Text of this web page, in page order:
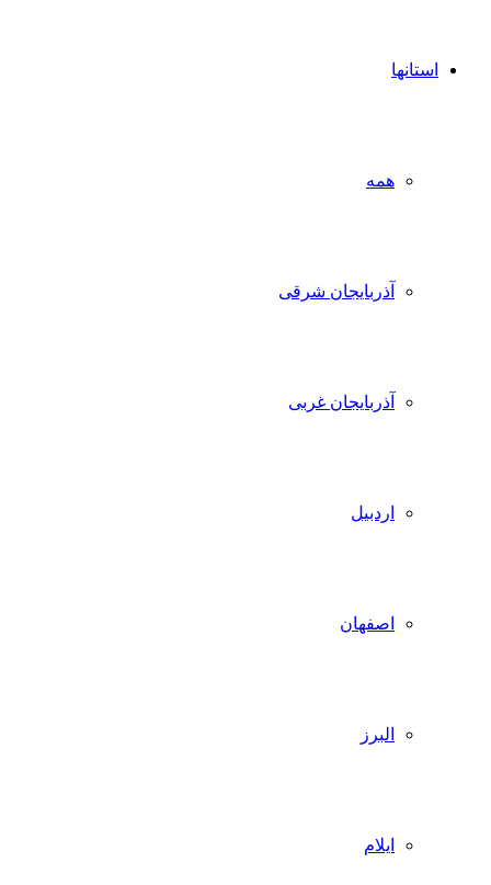
استانها
همه
آذربایجان شرقی
آذربایجان غربی
اردبیل
اصفهان
البرز
ایلام